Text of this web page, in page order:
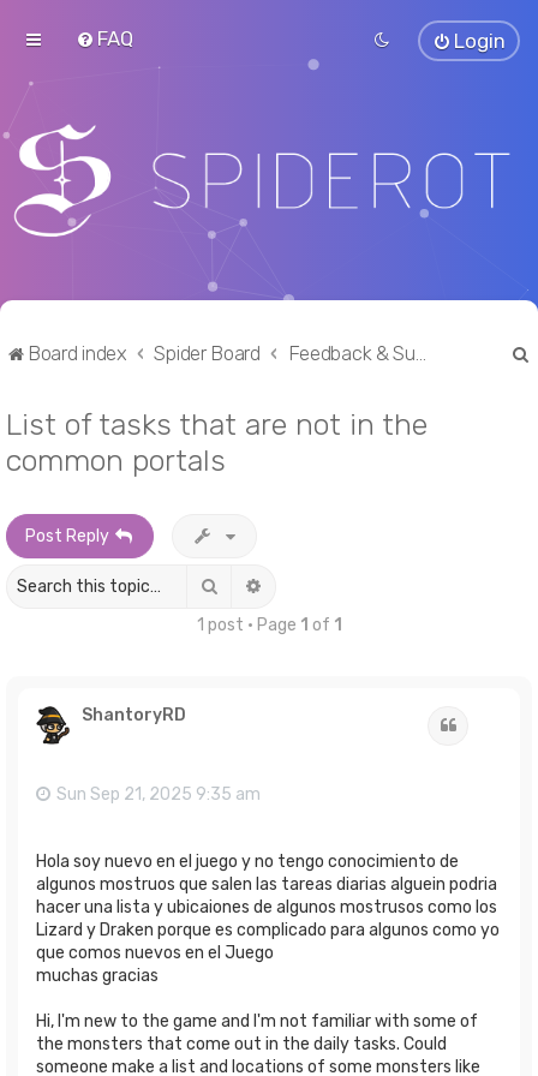
FAQ Login
Board index Spider Board Feedback & Suggestions
List of tasks that are not in the
common portals
Post Reply
Search
1 post • Page 1 of 1
ShantoryRD
Sun Sep 21, 2025 9:35 am
Hola soy nuevo en el juego y no tengo conocimiento de
algunos mostruos que salen las tareas diarias alguein podria
hacer una lista y ubicaiones de algunos mostrusos como los
Lizard y Draken porque es complicado para algunos como yo
que comos nuevos en el Juego
muchas gracias
Hi, I'm new to the game and I'm not familiar with some of
the monsters that come out in the daily tasks. Could
someone make a list and locations of some monsters like